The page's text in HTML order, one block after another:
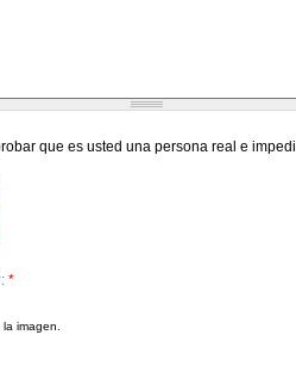
que es usted una persona real e
*
imagen.